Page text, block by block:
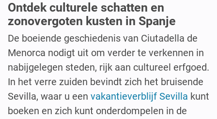
Ontdek culturele schatten en
zonovergoten kusten in Spanje
De boeiende geschiedenis van Ciutadella de
Menorca nodigt uit om verder te verkennen in
nabijgelegen steden, rijk aan cultureel erfgoed.
In het verre zuiden bevindt zich het bruisende
Sevilla, waar u een vakantieverblijf Sevilla kunt
boeken en zich kunt onderdompelen in de